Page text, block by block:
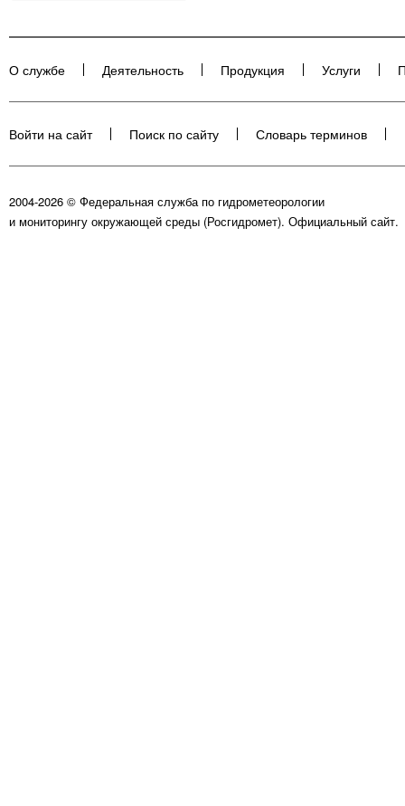
О службе Деятельность Продукция Услуги
Войти на сайт Поиск по сайту Словарь терминов
2004-2026 © Федеральная служба по гидрометеорологии
и мониторингу окружающей среды (Росгидромет). Официальный сайт.